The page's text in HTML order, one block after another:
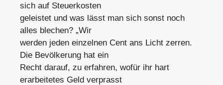
sich auf Steuerkosten
geleistet und was lässt man sich sonst noch
alles blechen? „Wir
werden jeden einzelnen Cent ans Licht zerren.
Die Bevölkerung hat ein
Recht darauf, zu erfahren, wofür ihr hart
erarbeitetes Geld verprasst